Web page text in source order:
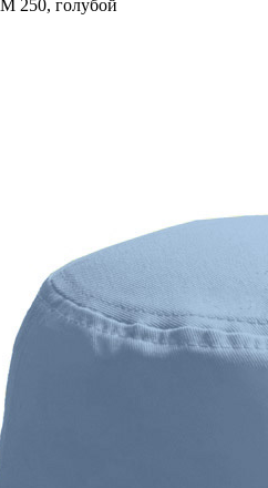
250, голубой